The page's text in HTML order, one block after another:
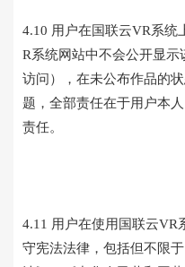
4.10 用户在国联云VR系统
R系统网站中不会公开显
访问），在未公布作品的
题，全部责任在于用户本
责任。
4.11 用户在使用国联云VR
守宪法法律，包括但不限